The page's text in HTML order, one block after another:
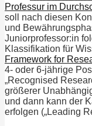
Professur im
soll nach diesen
und
Juniorprofessor:in
Klassifikation für
Framework for
4- oder 6-jährige
„Recognised
größerer
und dann kann der
erfolgen („Leading